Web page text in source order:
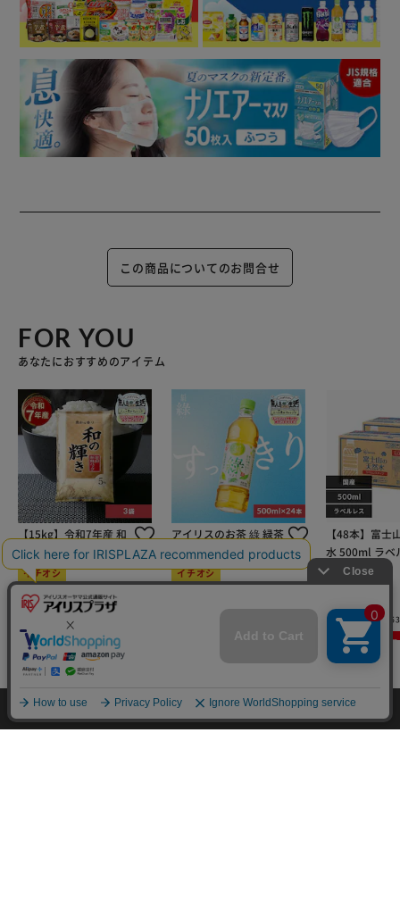
在庫切れ mail_outline入荷したらメールでお知らせ
この商品についてのお問合せ
FOR YOU
あなたにおすすめのアイテム
【15kg】令和7年産 和
の輝き 国産ブレンド 5
kg×3袋
イチオシ
¥6,980
カートに入れる
アイリスのお茶 綠 緑茶
500ml×24本 国産茶葉
100％使用
イチオシ
カートに入れる
【48本】富士
水 500ml ラベ
セール
カート
HOME 探す ログイン お気に入り お知らせ